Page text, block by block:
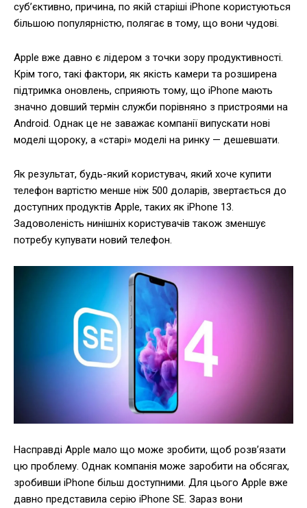
суб’єктивно, причина, по якій старіші iPhone користуються
більшою популярністю, полягає в тому, що вони чудові.
Apple вже давно є лідером з точки зору продуктивності.
Крім того, такі фактори, як якість камери та розширена
підтримка оновлень, сприяють тому, що iPhone мають
значно довший термін служби порівняно з пристроями на
Android. Однак це не заважає компанії випускати нові
моделі щороку, а «старі» моделі на ринку — дешевшати.
Як результат, будь-який користувач, який хоче купити
телефон вартістю менше ніж 500 доларів, звертається до
доступних продуктів Apple, таких як iPhone 13.
Задоволеність нинішніх користувачів також зменшує
потребу купувати новий телефон.
Насправді Apple мало що може зробити, щоб розв’язати
цю проблему. Однак компанія може заробити на обсягах,
зробивши iPhone більш доступними. Для цього Apple вже
давно представила серію iPhone SE. Зараз вони